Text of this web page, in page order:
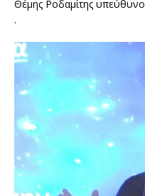
Θέμης Ροδαμίτης
.